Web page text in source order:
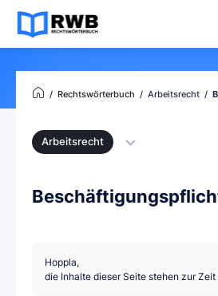
Rechtswörterbuch Arbeitsrecht
Arbeitsrecht
Hoppla,
die Inhalte dieser Seite stehen zur